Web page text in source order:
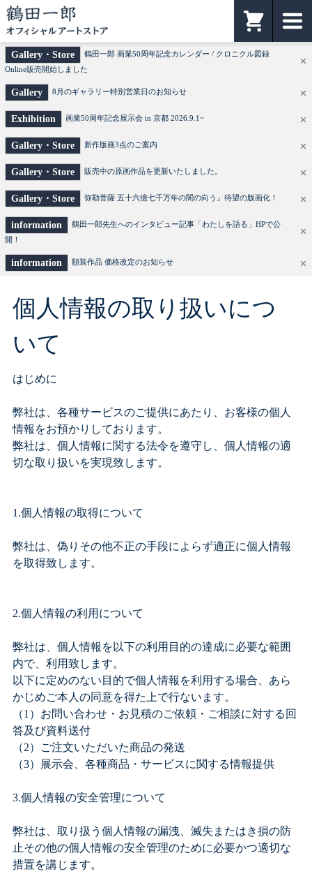
Gallery・Store
鶴田一郎 画業50周年記念カレンダー / クロニクル図録
Online販売開始しました
Gallery 8月のギャラリー特別営業日のお知らせ
Exhibition 画業50周年記念展示会 in 京都 2026.9.1~
Gallery・Store 新作版画3点のご案内
Gallery・Store 販売中の原画作品を更新いたしました。
Gallery・Store 弥勒菩薩 五十六億七千万年の闇の向う』待望の版画化！
information
鶴田一郎先生へのインタビュー記事「わたしを語る」HPで公
開！
information 額装作品 価格改定のお知らせ
個人情報の取り扱いにつ
いて
はじめに
弊社は、各種サービスのご提供にあたり、お客様の個人
情報をお預かりしております。
弊社は、個人情報に関する法令を遵守し、個人情報の適
切な取り扱いを実現致します。
1.個人情報の取得について
弊社は、偽りその他不正の手段によらず適正に個人情報
を取得致します。
2.個人情報の利用について
弊社は、個人情報を以下の利用目的の達成に必要な範囲
内で、利用致します。
以下に定めのない目的で個人情報を利用する場合、あら
かじめご本人の同意を得た上で行ないます。
（1）お問い合わせ・お見積のご依頼・ご相談に対する回
答及び資料送付
（2）ご注文いただいた商品の発送
（3）展示会、各種商品・サービスに関する情報提供
3.個人情報の安全管理について
弊社は、取り扱う個人情報の漏洩、滅失またはき損の防
止その他の個人情報の安全管理のために必要かつ適切な
措置を講じます。